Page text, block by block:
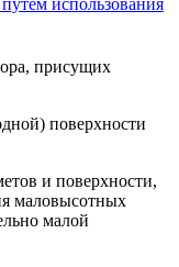
присущих
поверхности
и поверхности,
маловысотных
малой